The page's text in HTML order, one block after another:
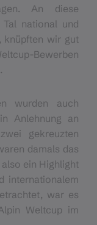
An diese
national und
knüpften wir gut
Bewerben
wurden auch
Anlehnung an
gekreuzten
damals das
ein Highlight
internationalem
war es
Weltcup im